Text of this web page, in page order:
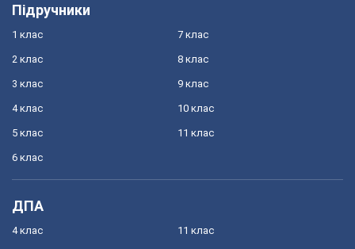
Підручники
1 клас
2 клас
3 клас
4 клас
5 клас
6 клас
7 клас
8 клас
9 клас
10 клас
11 клас
ДПА
4 клас 11 клас